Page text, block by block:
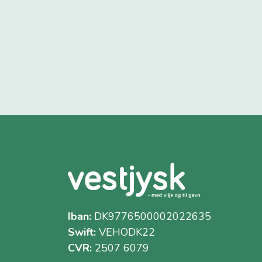
Iban:DK9776500002022635
Swift:VEHODK22
CVR:2507 6079